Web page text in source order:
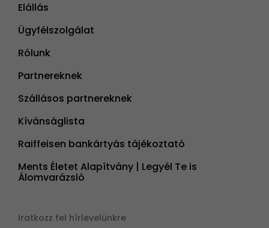
Elállás
Ügyfélszolgálat
Rólunk
Partnereknek
Szállásos partnereknek
Kívánságlista
Raiffeisen bankártyás tájékoztató
Ments Életet Alapítvány | Legyél Te is
Álomvarázsló
Iratkozz fel hírlevelünkre